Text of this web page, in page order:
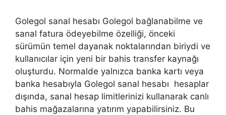
Golegol sanal hesabı Golegol bağlanabilme ve
sanal fatura ödeyebilme özelliği, önceki
sürümün temel dayanak noktalarından biriydi ve
kullanıcılar için yeni bir bahis transfer kaynağı
oluşturdu. Normalde yalnızca banka kartı veya
banka hesabıyla Golegol sanal hesabı hesaplar
dışında, sanal hesap limitlerinizi kullanarak canlı
bahis mağazalarına yatırım yapabilirsiniz. Bu